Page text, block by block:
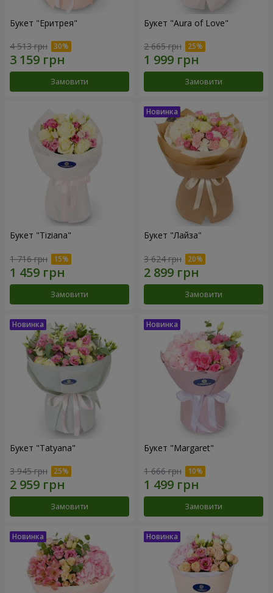
Букет "Еритрея"
4 513 грн
Замовити
Букет "Aura of Love"
2 665 грн
Замовити
Букет "Tiziana"
1 716 грн
Замовити
Букет "Лайза"
3 624 грн
Замовити
Букет "Tatyana"
3 945 грн
Замовити
Букет "Margaret"
1 666 грн
Замовити